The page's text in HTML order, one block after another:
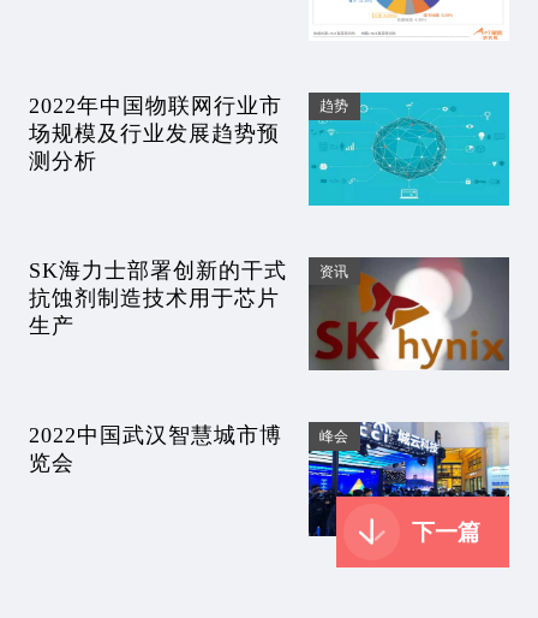
2022年中国物联网行业市
场规模及行业发展趋势预
测分析
趋势
SK海力士部署创新的干式
抗蚀剂制造技术用于芯片
生产
资讯
2022中国武汉智慧城市博
览会
峰会
下一篇